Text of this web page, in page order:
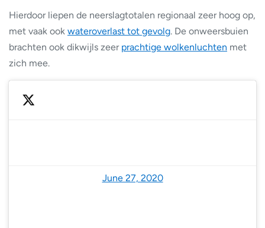
Hierdoor liepen de neerslagtotalen regionaal zeer hoog op,
met vaak ook wateroverlast tot gevolg. De onweersbuien
brachten ook dikwijls zeer prachtige wolkenluchten met
zich mee.
June 27, 2020